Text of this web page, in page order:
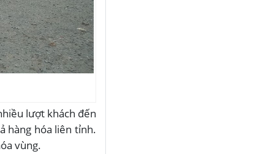
lượt khách đến
hàng hóa liên tỉnh.
vùng.